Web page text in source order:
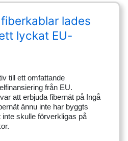
lades
lyckat EU-
till ett omfattande
från EU.
att erbjuda fibernät på Ingå
ännu inte har byggts
skulle förverkligas på